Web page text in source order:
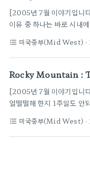
[2005년 7월 이야기입니
이유 중 하나는 바로 시내
산, 도봉산, 청계산 등. 가
을 좋아해서 새해 첫날이
때마다 가곤 했었습니다.
싸가지고 오래간만에 부모
닐어 봤습니다. 록키산을
량을 이용해야 하는데 비해
어 레이크(Bear Lake)쪽
궁역에서 구기터널 앞쪽으
까요? 높고 넓은 산에는
format_list_bulleted 미국중부(Mid West)
Rocky Mountain :
[2005년 7월 이야기입니
얼떨떨해 한지 1주일도 안
미국에 와 있던 동생이 덴
만에 온가족이 마치 북한
지...^^ 미국 록키산 국립
format_list_bulleted 미국중부(Mid West)